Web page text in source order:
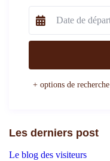
+ options de recherche
Les derniers post
Le blog des visiteurs